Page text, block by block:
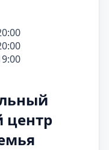
центр